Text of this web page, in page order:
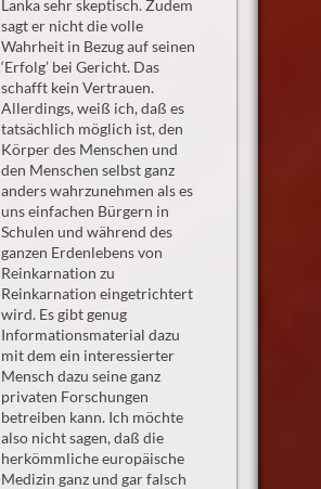
Lanka sehr skeptisch. Zudem
sagt er nicht die volle
Wahrheit in Bezug auf seinen
‘Erfolg’ bei Gericht. Das
schafft kein Vertrauen.
Allerdings, weiß ich, daß es
tatsächlich möglich ist, den
Körper des Menschen und
den Menschen selbst ganz
anders wahrzunehmen als es
uns einfachen Bürgern in
Schulen und während des
ganzen Erdenlebens von
Reinkarnation zu
Reinkarnation eingetrichtert
wird. Es gibt genug
Informationsmaterial dazu
mit dem ein interessierter
Mensch dazu seine ganz
privaten Forschungen
betreiben kann. Ich möchte
also nicht sagen, daß die
herkömmliche europäische
Medizin ganz und gar falsch